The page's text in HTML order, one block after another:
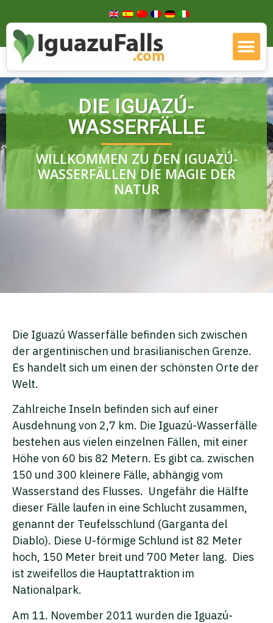
DIE IGUAZÚ-
WASSERFÄLLE
WILLKOMMEN ZU DEN IGUAZÚ-
WASSERFÄLLEN DIE MAGIE DER
NATUR
Die Iguazú Wasserfälle befinden sich zwischen
der argentinischen und brasilianischen Grenze.
Es handelt sich um einen der schönsten Orte der
Welt.
Zahlreiche Inseln befinden sich auf einer
Ausdehnung von 2,7 km. Die Iguazú-Wasserfälle
bestehen aus vielen einzelnen Fällen, mit einer
Höhe von 60 bis 82 Metern. Es gibt ca. zwischen
150 und 300 kleinere Fälle, abhängig vom
Wasserstand des Flusses. Ungefähr die Hälfte
dieser Fälle laufen in eine Schlucht zusammen,
genannt der Teufelsschlund (Garganta del
Diablo). Diese U-förmige Schlund ist 82 Meter
hoch, 150 Meter breit und 700 Meter lang. Dies
ist zweifellos die Hauptattraktion im
Nationalpark.
Am 11. November 2011 wurden die Iguazú-